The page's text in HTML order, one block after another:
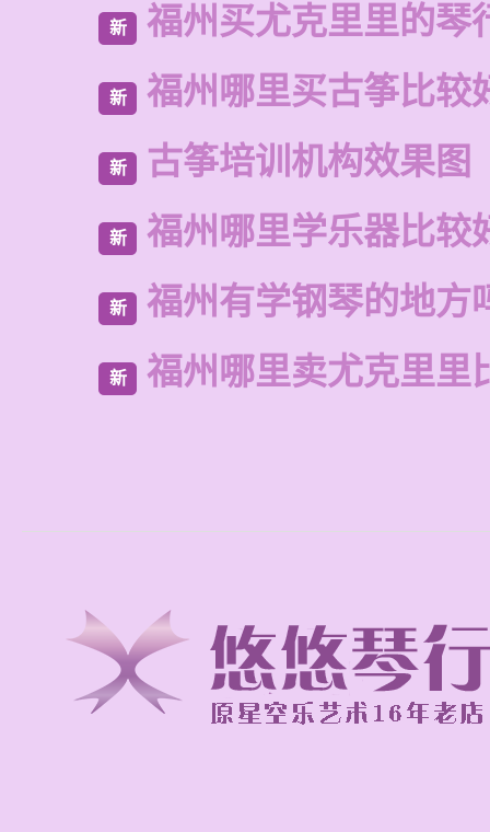
新 福州买尤克里里的琴
新 福州哪里买古筝比较
新 古筝培训机构效果图
新 福州哪里学乐器比较
新 福州有学钢琴的地方
新 福州哪里卖尤克里里